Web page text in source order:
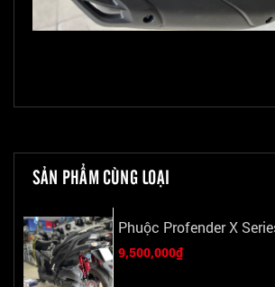
SẢN PHẨM CÙNG LOẠI
Phuộc Profender X
9,500,000₫